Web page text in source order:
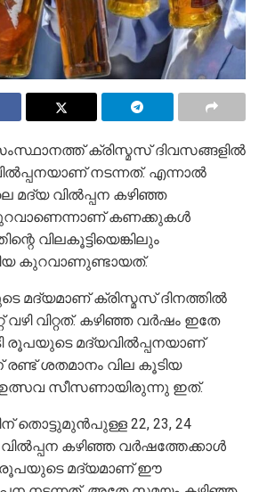
ക്രിസ്മസ് ദിവസങ്ങളില്‍
നടന്നത്. എന്നാല്‍
മദ്യ വില്‍പ്പന കഴിഞ്ഞ
കണക്കുകള്‍
വിലകൂട്ടിയെങ്കിലും
കുറവാണുണ്ടായത്.
മദ്യമാണ് ക്രിസ്മസ് ദിനത്തില്‍
വിറ്റത്. കഴിഞ്ഞ വര്‍ഷം ഇതേ
രൂപയുടെ മദ്യവില്‍പ്പനയാണ്
രണ്ട് ശതമാനം വില കൂടിയ
സീസണായിരുന്നു ഇത്.
തൊട്ടുമുന്‍പുള്ള 22, 23, 24
കഴിഞ്ഞ വര്‍ഷത്തേക്കാള്‍
രൂപയുടെ മദ്യമാണ് ഈ